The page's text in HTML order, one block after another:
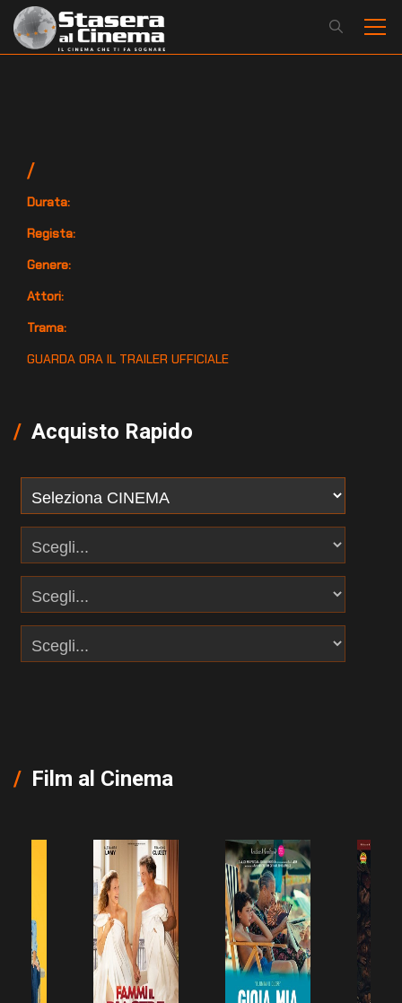
/
Durata:
Regista:
Genere:
Attori:
Trama:
GUARDA ORA IL TRAILER UFFICIALE
Acquisto Rapido
Film al Cinema